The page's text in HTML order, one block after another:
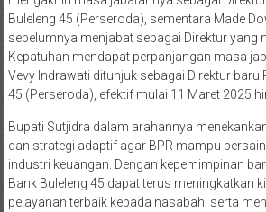
Buleleng 45 (Perseroda), sementara Made
sebelumnya menjabat sebagai Direktur yang
Kepatuhan mendapat perpanjangan masa
Vevy Indrawati ditunjuk sebagai Direktur baru
45 (Perseroda), efektif mulai 11 Maret 2025
Bupati Sutjidra dalam arahannya
dan strategi adaptif agar BPR mampu
industri keuangan. Dengan kepemimpinan
Bank Buleleng 45 dapat terus meningkatkan
pelayanan terbaik kepada nasabah, serta